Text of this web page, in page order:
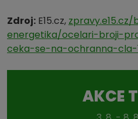
Zdroj: E15.cz,
energetika/ocelari-broji-
ceka-se-na-ochranna-cla-
AKCE